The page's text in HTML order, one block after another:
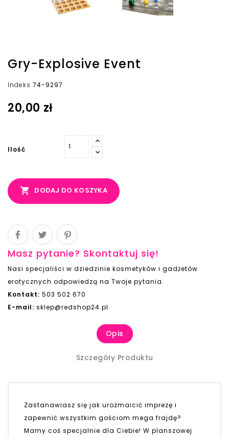
Gry-Explosive Event
Indeks 74-9297
20,00 zł
Ilość
 DODAJ DO KOSZYKA
Masz pytanie? Skontaktuj się!
Nasi specjaliści w dziedzinie kosmetyków i gadżetów
erotycznych odpowiedzą na Twoje pytania.
Kontakt: 503 502 670
E-mail: sklep@redshop24.pl
Opis
Szczegóły Produktu
Zastanawiasz się jak urozmaicić imprezę i
zapewnić wszystkim gościom mega frajdę?
Mamy coś specjalnie dla Ciebie! W planszowej